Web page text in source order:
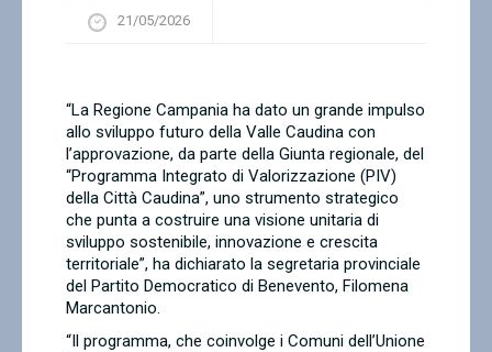
21/05/2026
“La Regione Campania ha dato un grande impulso
allo sviluppo futuro della Valle Caudina con
l’approvazione, da parte della Giunta regionale, del
“Programma Integrato di Valorizzazione (PIV)
della Città Caudina”, uno strumento strategico
che punta a costruire una visione unitaria di
sviluppo sostenibile, innovazione e crescita
territoriale”, ha dichiarato la segretaria provinciale
del Partito Democratico di Benevento, Filomena
Marcantonio.
“Il programma, che coinvolge i Comuni dell’Unione